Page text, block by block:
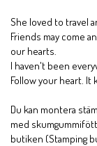
She loved to travel
Friends may come
our hearts.
I haven't been
Follow your heart. It
Du kan montera
med
butiken (Stamping